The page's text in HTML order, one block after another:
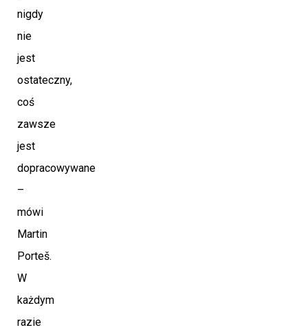
nigdy
nie
jest
ostateczny,
coś
zawsze
jest
dopracowywane
–
mówi
Martin
Porteš.
W
każdym
razie